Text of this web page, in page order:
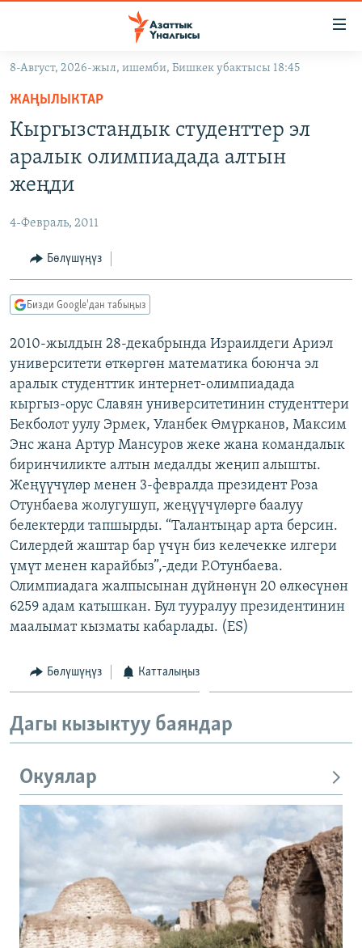
Навигацияга
өтүңүз
Издөөгө
салыңызКЫРГЫЗСТАН
МАДАНИЯТ
ДҮЙНӨ
УКРАИНА
ТВ ПРОГРАММАЛАР
БҮГҮН АЗАТТЫКТА
ДАНИСТЕ
АЗАТТЫК+
ЫҢГАЙСЫЗ СУРООЛОР
ПОДКАСТ
ОНЛАЙН ШЕРИНЕ
ЭЕ/АРнун бардык сайттары
8-Август, 2026-жыл, ишемби, Бишкек убактысы 18:45
ЖАҢЫЛЫКТАР
Кыргызстандык студенттер эл
аралык олимпиадада алтын
жеңди
4-Февраль, 2011
Бөлүшүңүз
Бизди Google'дан табыңыз
2010-жылдын 28-декабрында Израилдеги Ариэл
университети өткөргөн математика боюнча эл
аралык студенттик интернет-олимпиадада
кыргыз-орус Славян университетинин студенттери
Бекболот уулу Эрмек, Уланбек Өмүрканов, Максим
Энс жана Артур Мансуров жеке жана командалык
биринчиликте алтын медалды жеңип алышты.
Жеңүүчүлөр менен 3-февралда президент Роза
Отунбаева жолугушуп, жеңүүчүлөргө баалуу
белектерди тапшырды. “Талантыңар арта берсин.
Силердей жаштар бар үчүн биз келечекке илгери
үмүт менен карайбыз”,-деди Р.Отунбаева.
Олимпиадага жалпысынан дүйнөнүн 20 өлкөсүнөн
6259 адам катышкан. Бул тууралуу президентинин
маалымат кызматы кабарлады. (ES)
Бөлүшүңүз Катталыңыз
Дагы кызыктуу баяндар
Окуялар